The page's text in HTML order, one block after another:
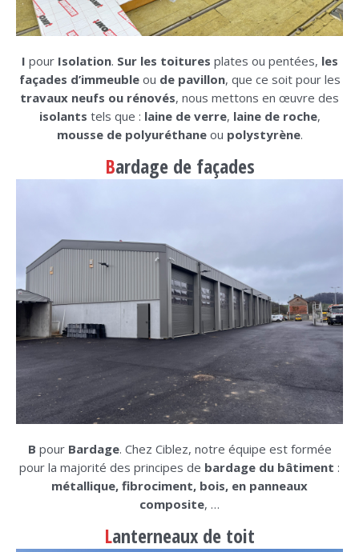
I pour Isolation. Sur les toitures plates ou pentées, les
façades d’immeubleou de pavillon, que ce soit pour les
travaux neufs ou rénovés, nous mettons en œuvre des
isolants tels que : laine de verre, laine de roche,
mousse de polyuréthaneou polystyrène.
Bardage de façades
B pour Bardage. Chez Ciblez, notre équipe est formée
pour la majorité des principes de bardage du bâtiment :
métallique, fibrociment, bois, en panneaux
composite, …
Lanterneaux de toit